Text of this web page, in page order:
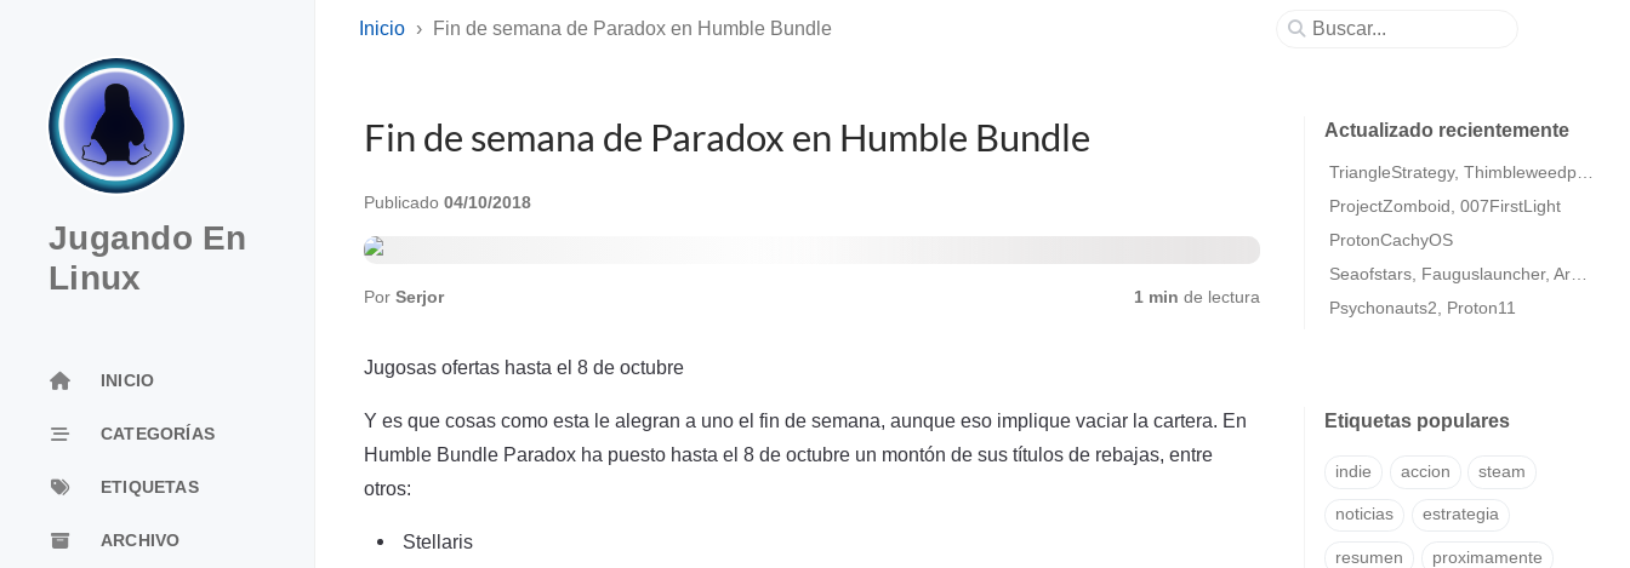
Jugando En
Linux
INICIO
CATEGORÍAS
ETIQUETAS
ARCHIVO
Inicio Fin de semana de Paradox en Humble Bundle
Fin de semana de Paradox en Humble Bundle
Publicado 04/10/2018
Por Serjor 1 min de lectura
Jugosas ofertas hasta el 8 de octubre
Y es que cosas como esta le alegran a uno el fin de semana, aunque eso implique vaciar la cartera. En
Humble Bundle Paradox ha puesto hasta el 8 de octubre un montón de sus títulos de rebajas, entre
otros:
Stellaris
Actualizado recientemente
ProjectZomboid, 007FirstLight
ProtonCachyOS
Psychonauts2, Proton11
Etiquetas populares
indie accion steam
noticias estrategia
resumen proximamente